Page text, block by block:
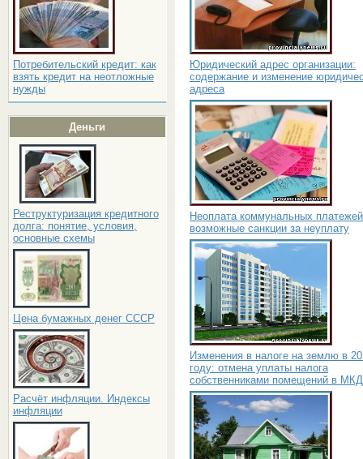
Потребительский кредит: как
взять кредит на неотложные
нужды
Деньги
Реструктуризация кредитного
долга: понятие, условия,
основные схемы
Цена бумажных денег СССР
Расчёт инфляции. Индексы
инфляции
Юридический адрес организации:
содержание и изменение
адреса
Неоплата коммунальных
возможные санкции за неуплату
Изменения в налоге на землю в
году: отмена уплаты налога
собственниками помещений в МКД